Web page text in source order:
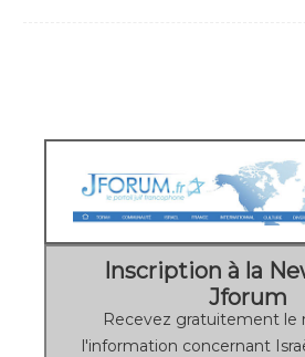
Inscription à la
Jforum
Recevez gratuitement le
l'information concernant